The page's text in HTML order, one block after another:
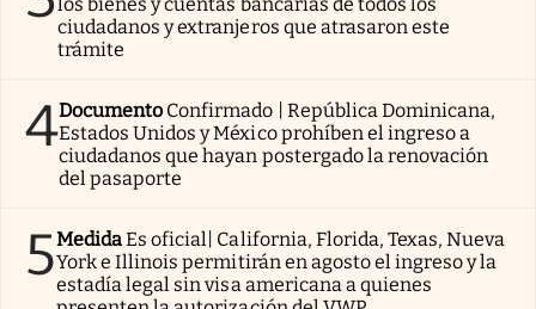
ciudadanos y extranjeros que atrasaron este
trámite
4Documento Confirmado | República Dominicana,
Estados Unidos y México prohíben el ingreso a
ciudadanos que hayan postergado la renovación
del pasaporte
5MedidaEs oficial| California, Florida, Texas, Nueva
York e Illinois permitirán en agosto el ingreso y la
estadía legal sin visa americana a quienes